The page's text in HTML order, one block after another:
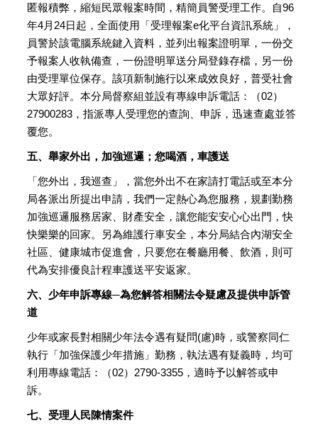
匿報積弊，縮短民眾報案時間，精簡員警受理工作。自96
年4月24日起，全面使用「受理報案e化平台資訊系統」，
員警於該電腦系統鍵入資料，並列出報案證明單，一份交
予報案人收執備查，一份證明單送分局登錄存檔，另一份
由受理單位保存。該項新制施行以來成效良好，普受社會
大眾好評。本分局督察組並設有專線申訴電話：（02）
27900283，指派專人受理您的查詢、申訴，迅速查處並答
覆您。
五、舉家外出，加強巡邏；您喝酒，車護送
「您外出，我巡查」，當您外出不在家請打電話或至本分
局各派出所提出申請，我們一定熱心為您服務，規劃勤務
加強巡邏服務居家、財產安全，讓您能安安心心出門，快
快樂樂的回家。另為維護行車安全，本分局結合內湖安全
社區、健康城市促進會，只要您在餐廳用餐、飲酒，則可
代為安排優良計程車護送平安返家。
六、少年申訴專線─為您解答相關法令疑慮及提供申訴管
道
少年或家長對相關少年法令遇有疑問(慮)時，或警察同仁
執行「加強保護少年措施」勤務，執法遇有疑義時，均可
利用專線電話：（02）2790-3355，適時予以解答或申
訴。
七、受理人民陳情案件